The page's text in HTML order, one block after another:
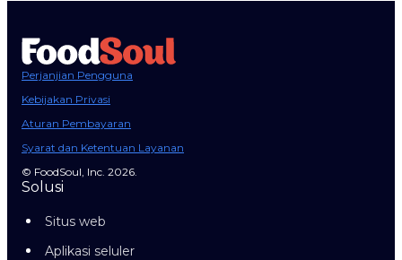
Perjanjian Pengguna
Kebijakan Privasi
Aturan Pembayaran
Syarat dan Ketentuan Layanan
© FoodSoul, Inc. 2026.
Solusi
Situs web
Aplikasi seluler